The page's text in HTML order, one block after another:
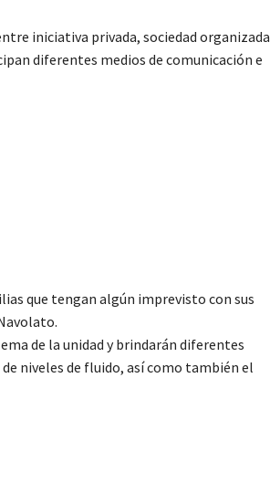
iniciativa privada, sociedad organizada
diferentes medios de comunicación e
que tengan algún imprevisto con sus
de la unidad y brindarán diferentes
niveles de fluido, así como también el